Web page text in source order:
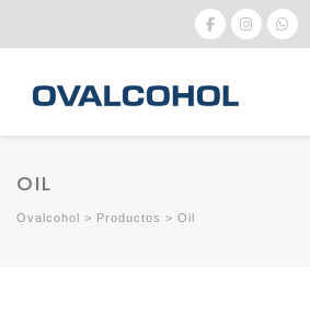
OIL
Ovalcohol > Productos > Oil